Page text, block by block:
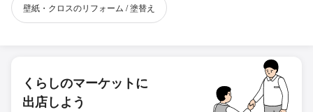
壁紙・クロスのリフォーム / 塗替え
くらしのマーケットに
出店しよう